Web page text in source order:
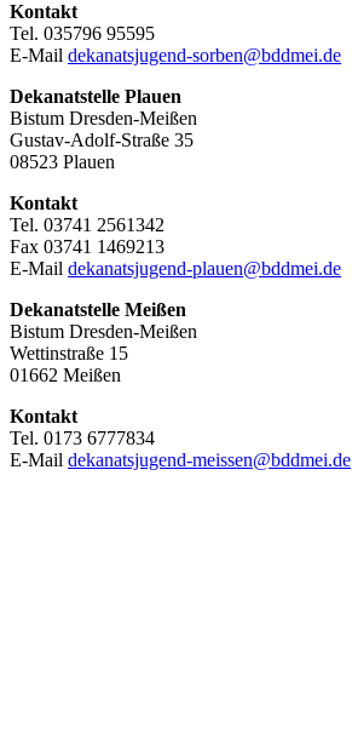
Kontakt
Tel. 035796 95595
E-Mail dekanatsjugend-sorben@bddmei.de
Dekanatstelle Plauen
Bistum Dresden-Meißen
Gustav-Adolf-Straße 35
08523 Plauen
Kontakt
Tel. 03741 2561342
Fax 03741 1469213
E-Mail dekanatsjugend-plauen@bddmei.de
Dekanatstelle Meißen
Bistum Dresden-Meißen
Wettinstraße 15
01662 Meißen
Kontakt
Tel. 0173 6777834
E-Mail dekanatsjugend-meissen@bddmei.de